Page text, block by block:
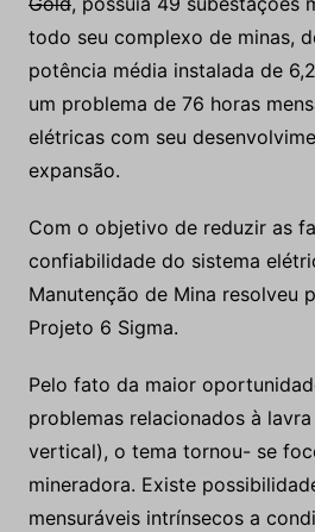
todo seu complexo de minas,
potência média instalada de
um problema de 76 horas
elétricas com seu
expansão.
Com o objetivo de reduzir as
confiabilidade do sistema
Manutenção de Mina resolveu
Projeto 6 Sigma.
Pelo fato da maior
problemas relacionados à
vertical), o tema tornou- se
mineradora. Existe
mensuráveis intrínsecos a